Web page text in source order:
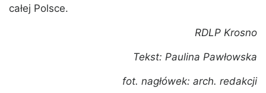
całej Polsce.
RDLP Krosno
Tekst: Paulina Pawłowska
fot. nagłówek: arch. redakcji